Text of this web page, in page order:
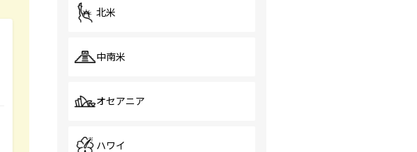
北米
中南米
オセアニア
ハワイ